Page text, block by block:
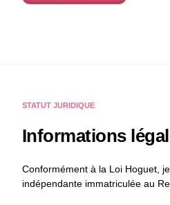
STATUT JURIDIQUE
Informations
Conformément à la Loi Hoguet,
indépendante immatriculée au